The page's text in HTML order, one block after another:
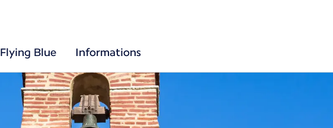
Flying Blue Informations